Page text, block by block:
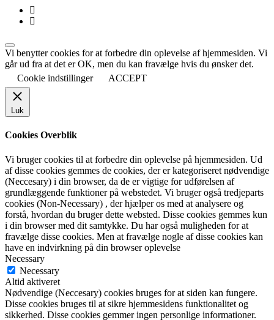
Vi benytter cookies for at forbedre din oplevelse af hjemmesiden. Vi
går ud fra at det er OK, men du kan fravælge hvis du ønsker det.
Cookie indstillinger
ACCEPT
Luk
Cookies Overblik
Vi bruger cookies til at forbedre din oplevelse på hjemmesiden. Ud
af disse cookies gemmes de cookies, der er kategoriseret nødvendige
(Neccesary) i din browser, da de er vigtige for udførelsen af
grundlæggende funktioner på webstedet. Vi bruger også tredjeparts
cookies (Non-Necessary) , der hjælper os med at analysere og
forstå, hvordan du bruger dette websted. Disse cookies gemmes kun
i din browser med dit samtykke. Du har også muligheden for at
fravælge disse cookies. Men at fravælge nogle af disse cookies kan
have en indvirkning på din browser oplevelse
Necessary
Necessary
Altid aktiveret
Nødvendige (Neccesary) cookies bruges for at siden kan fungere.
Disse cookies bruges til at sikre hjemmesidens funktionalitet og
sikkerhed. Disse cookies gemmer ingen personlige informationer.